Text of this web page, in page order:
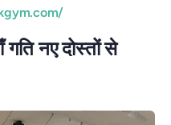
नए दोस्तों से